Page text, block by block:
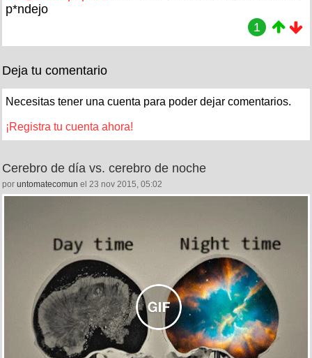
p*ndejo
1
Deja tu comentario
Necesitas tener una cuenta para poder dejar comentarios.
¡Registra tu cuenta ahora!
Cerebro de día vs. cerebro de noche
por untomatecomun el 23 nov 2015, 05:02